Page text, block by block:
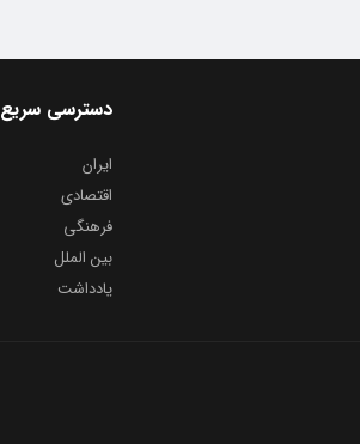
دسترسی سریع
ایران
اقتصادی
فرهنگی
بین الملل
یادداشت